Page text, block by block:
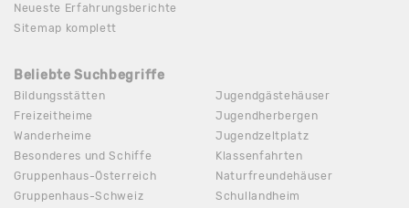
Neueste Erfahrungsberichte
Sitemap komplett
Beliebte Suchbegriffe
Bildungsstätten
Freizeitheime
Wanderheime
Besonderes und Schiffe
Gruppenhaus-Österreich
Gruppenhaus-Schweiz
Jugendgästehäuser
Jugendherbergen
Jugendzeltplatz
Klassenfahrten
Naturfreundehäuser
Schullandheim